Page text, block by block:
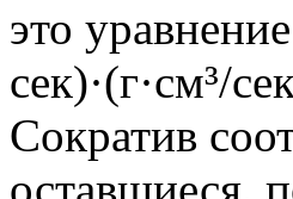
это
сек)·(г·см³/
Сократив
оставшиеся,